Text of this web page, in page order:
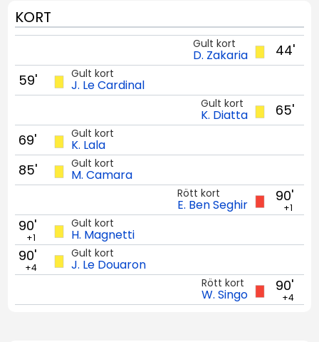
KORT
44'
Gult kort
D. Zakaria
Gult kort
J. Le Cardinal
59'
65'
Gult kort
K. Diatta
Gult kort
K. Lala
69'
Gult kort
M. Camara
85'
90'
+1
Rött kort
E. Ben Seghir
Gult kort
H. Magnetti
90'
+1
Gult kort
J. Le Douaron
90'
+4
90'
+4
Rött kort
W. Singo